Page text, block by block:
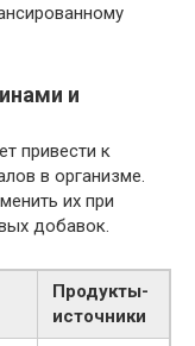
и
привести к
в организме.
их при
добавок.
Продукты-
источники